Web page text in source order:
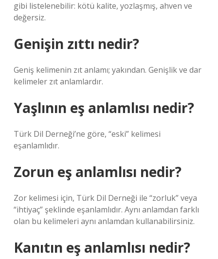
gibi listelenebilir: kötü kalite, yozlaşmış, ahven ve
değersiz.
Genişin zıttı nedir?
Geniş kelimenin zıt anlamı; yakından. Genişlik ve dar
kelimeler zıt anlamlardır.
Yaşlının eş anlamlısı nedir?
Türk Dil Derneği’ne göre, “eski” kelimesi
eşanlamlıdır.
Zorun eş anlamlısı nedir?
Zor kelimesi için, Türk Dil Derneği ile “zorluk” veya
“ihtiyaç” şeklinde eşanlamlıdır. Aynı anlamdan farklı
olan bu kelimeleri aynı anlamdan kullanabilirsiniz.
Kanıtın eş anlamlısı nedir?